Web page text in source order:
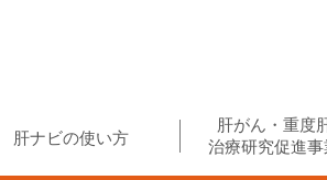
肝ナビの使い方
肝がん・重度
治療研究促進事